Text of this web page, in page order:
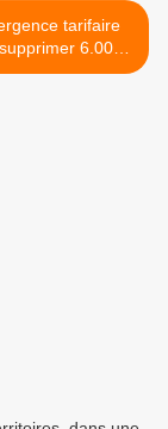
tarifaire
6.000
les unités de